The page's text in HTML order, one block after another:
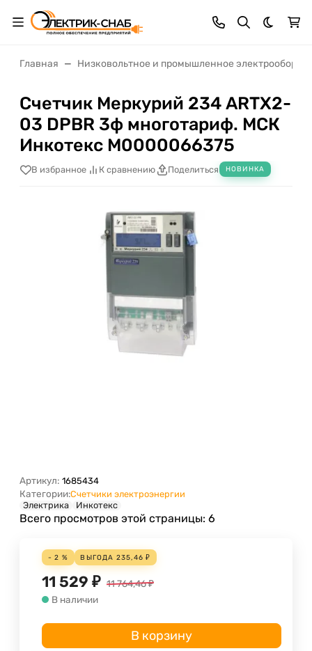
Темная
Главная Низковольтное и промышленное
Счетчик Меркурий 234 ARTX2-
03 DPBR 3ф многотариф. МСК
Инкотекс М0000066375
В избранное К сравнению Поделиться НОВИНКА
Артикул: 1685434
Категории:Счетчики электроэнергии
Электрика
Инкотекс
Всего просмотров этой страницы: 6
- 2 % ВЫГОДА 235,46 ₽
11 529 ₽ 11 764,46₽
В наличии
В корзину